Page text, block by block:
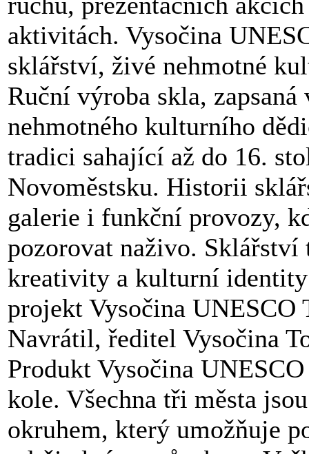
aktivitách. Vysočina
sklářství, živé nehmotné
Ruční výroba skla, zapsaná
nehmotného kulturního
tradici sahající až do 16.
Novoměstsku. Historii
galerie i funkční provozy,
pozorovat naživo. Sklářství
kreativity a kulturní
projekt Vysočina UNESCO
Navrátil, ředitel Vysočina
Produkt Vysočina
kole. Všechna tři města
okruhem, který umožňuje